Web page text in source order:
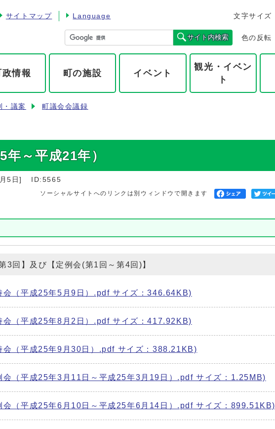
サイトマップ Language 文字サイズ
サイト内検索 色の反転
政情報 町の施設 イベント
観光・イベン
ト
・議案 町議会会議録
～平成21年）
5日] ID:5565
ソーシャルサイトへのリンクは別ウィンドウで開きます
回】及び【定例会(第1回～第4回)】
会（平成25年5月9日）.pdf サイズ：346.64KB)
会（平成25年8月2日）.pdf サイズ：417.92KB)
会（平成25年9月30日）.pdf サイズ：388.21KB)
会（平成25年3月11日～平成25年3月19日）.pdf サイズ：1.25MB)
会（平成25年6月10日～平成25年6月14日）.pdf サイズ：899.51KB)